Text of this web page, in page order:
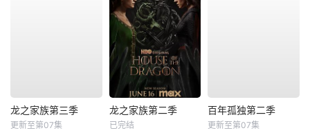
龙之家族第三季
更新至第07集
龙之家族第二季
已完结
百年孤独第二季
更新至第07集